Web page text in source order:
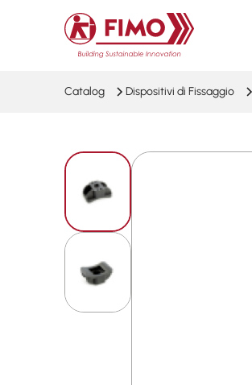
Torna alla pagina iniziale
Catalog Dispositivi di Fissaggio